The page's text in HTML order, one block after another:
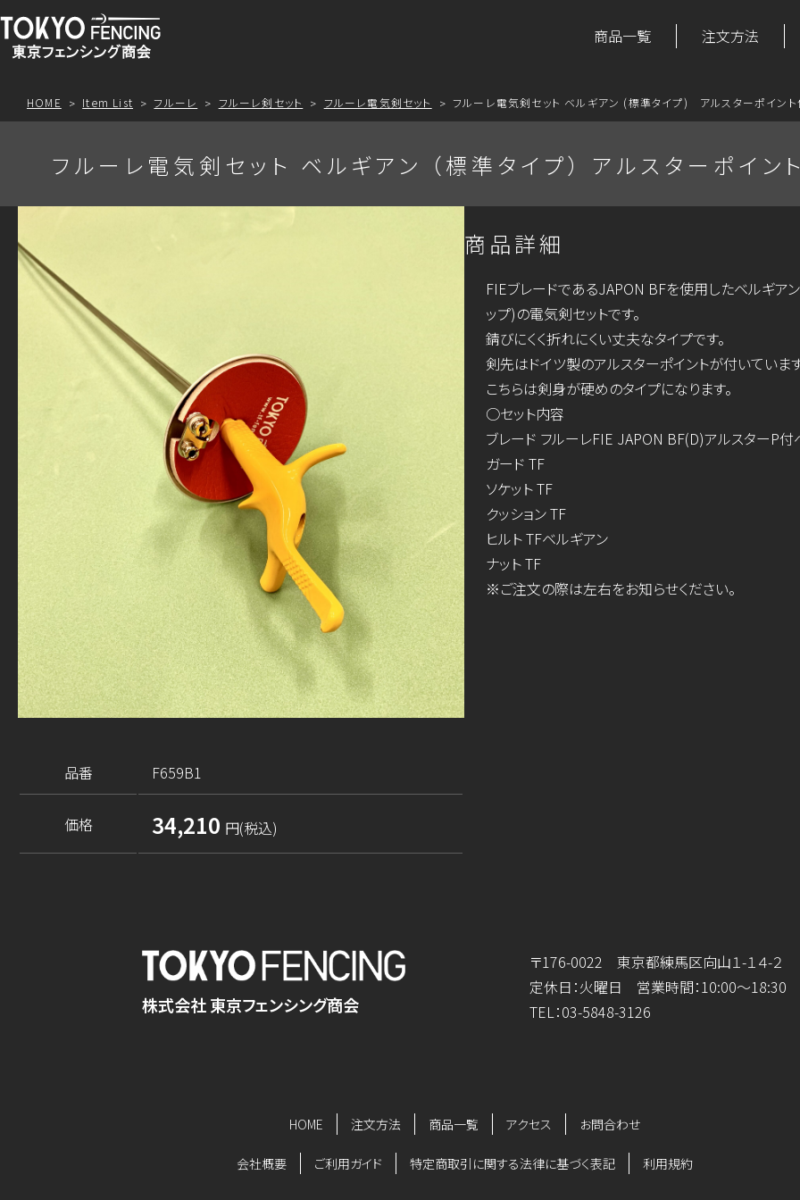
商品一覧 注文方法
HOME Item List フルーレ フルーレ剣セット フルーレ電気剣セット フルーレ電気剣セット ベルギアン (標準タイプ) アルスターポイント
フルーレ電気剣セット ベルギアン （標準タイプ） アルスターポイン
品番 F659B1
価格 34,210 円(税込)
商品詳細
FIEブレードであるJAPON BFを使用したベルギアン
ップ)の電気剣セットです。
錆びにくく折れにくい丈夫なタイプです。
剣先はドイツ製のアルスターポイントが付いています
こちらは剣身が硬めのタイプになります。
○セット内容
ブレード フルーレFIE JAPON BF(D)アルスターP付
ガード TF
ソケット TF
クッション TF
ヒルト TFベルギアン
ナット TF
※ご注文の際は左右をお知らせください。
株式会社 東京フェンシング商会
〒176-0022 東京都練馬区向山１-１４-２
定休日：火曜日 営業時間：10:00～18:30
TEL：03-5848-3126
HOME 注文方法 商品一覧 アクセス お問合わせ
会社概要 ご利用ガイド 特定商取引に関する法律に基づく表記 利用規約